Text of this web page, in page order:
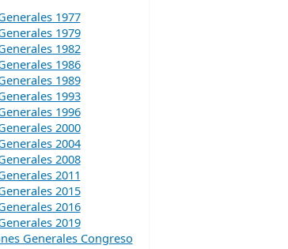
1977
1979
1982
1986
1989
1993
1996
2000
2004
2008
2011
2015
2016
2019
Generales Congreso